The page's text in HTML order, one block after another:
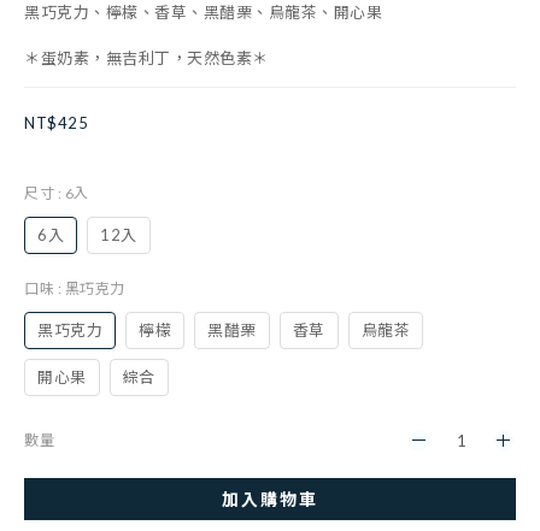
黑巧克力、檸檬、香草、黑醋栗、烏龍茶、開心果
＊蛋奶素，無吉利丁，天然色素＊
NT$425
尺寸 : 6入
6入 12入
口味 : 黑巧克力
黑巧克力 檸檬 黑醋栗 香草 烏龍茶
開心果 綜合
數量
加入購物車